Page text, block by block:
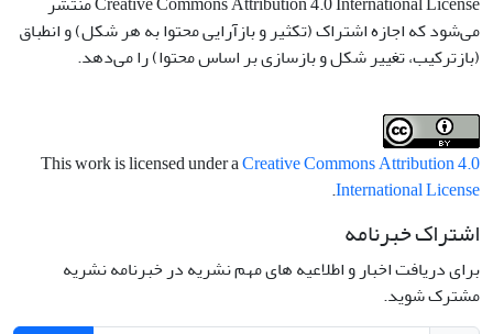
می‌شود که اجازه اشتراک (تکثیر و بازآرایی محتوا به هر شکل) و انطباق
(بازترکیب، تغییر شکل و بازسازی بر اساس محتوا) را می‌دهد.
This work is licensed under aCreative Commons Attribution 4.0
International License
.
اشتراک خبرنامه
برای دریافت اخبار و اطلاعیه های مهم نشریه در خبرنامه نشریه
مشترک شوید.